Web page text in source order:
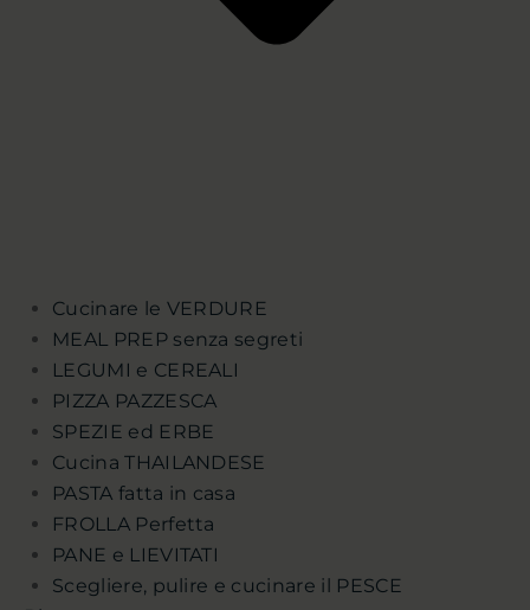
Cucinare le VERDURE
MEAL PREP senza segreti
LEGUMI e CEREALI
PIZZA PAZZESCA
SPEZIE ed ERBE
Cucina THAILANDESE
PASTA fatta in casa
FROLLA Perfetta
PANE e LIEVITATI
Scegliere, pulire e cucinare il PESCE